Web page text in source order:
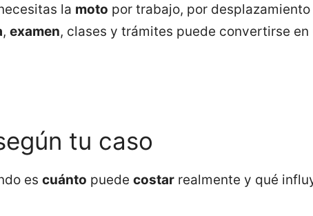
la moto por trabajo, por desplazamiento
, examen, clases y trámites puede convertirse en
tu caso
es cuánto puede costar realmente y qué